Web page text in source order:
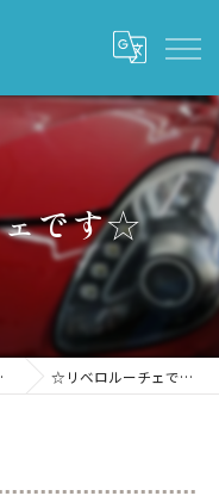
です☆
☆リベロルーチェです☆